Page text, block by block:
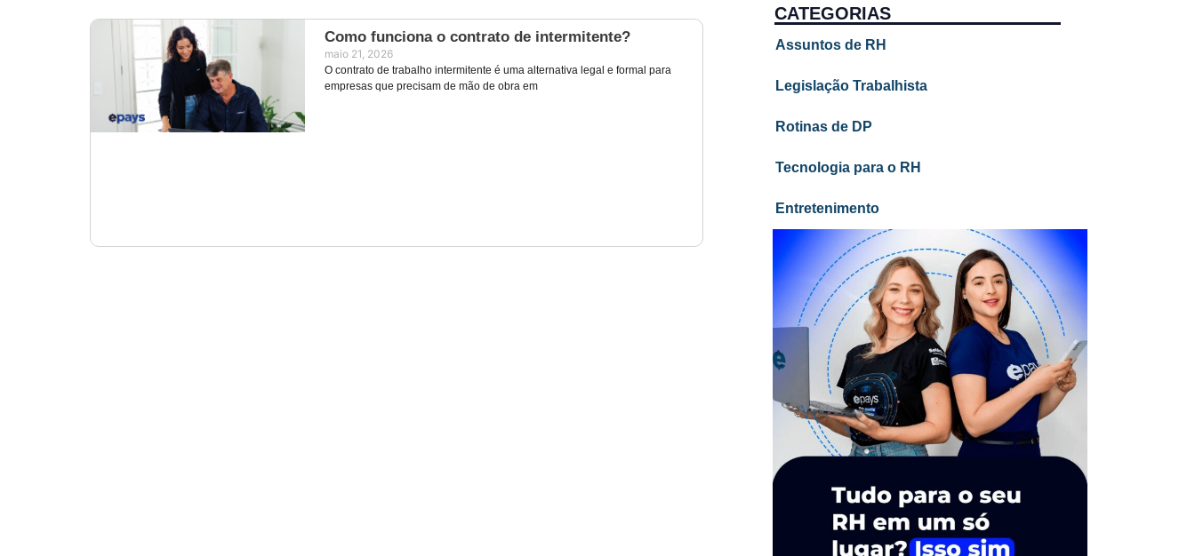
Como funciona o contrato de intermitente?
maio 21, 2026
O contrato de trabalho intermitente é uma alternativa legal e formal para
empresas que precisam de mão de obra em
CATEGORIAS
Assuntos de RH
Legislação Trabalhista
Rotinas de DP
Tecnologia para o RH
Entretenimento